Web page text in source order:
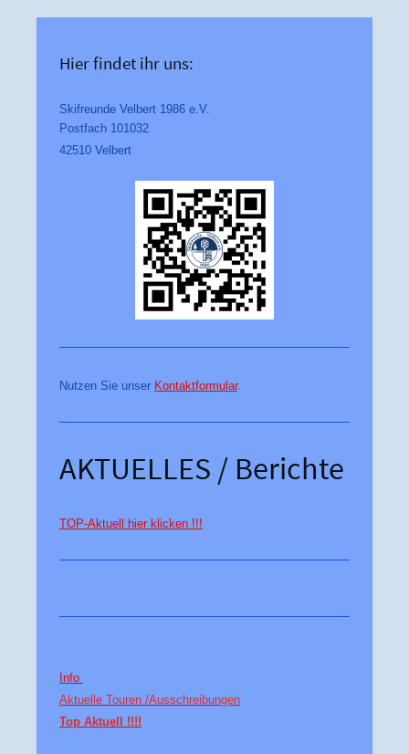
Hier findet ihr uns:
Skifreunde Velbert 1986 e.V.
Postfach 101032
42510 Velbert
Nutzen Sie unser Kontaktformular.
AKTUELLES / Berichte
TOP-Aktuell hier klicken !!!
Info
Aktuelle Touren /Ausschreibungen
Top Aktuell !!!!